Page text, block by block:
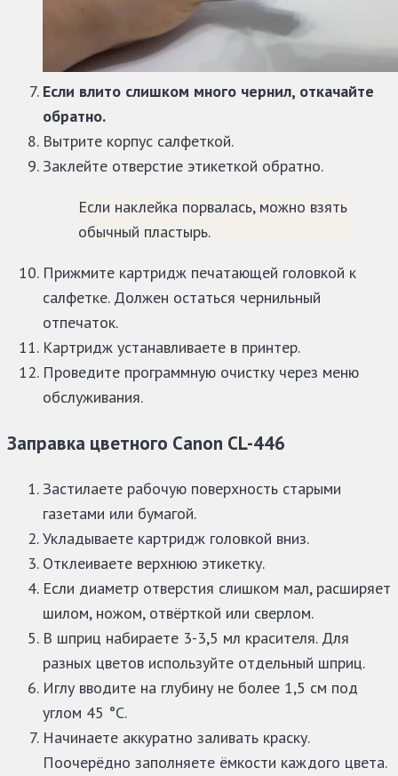
Если влито слишком много чернил, откачайте
обратно.
Вытрите корпус салфеткой.
Заклейте отверстие этикеткой обратно.
Если наклейка порвалась, можно взять
обычный пластырь.
Прижмите картридж печатающей головкой к
салфетке. Должен остаться чернильный
отпечаток.
Картридж устанавливаете в принтер.
Проведите программную очистку через меню
обслуживания.
Заправка цветного Canon CL-446
Застилаете рабочую поверхность старыми
газетами или бумагой.
Укладываете картридж головкой вниз.
Отклеиваете верхнюю этикетку.
Если диаметр отверстия слишком мал, расширяет
шилом, ножом, отвёрткой или сверлом.
В шприц набираете 3-3,5 мл красителя. Для
разных цветов используйте отдельный шприц.
Иглу вводите на глубину не более 1,5 см под
углом 45 °C.
Начинаете аккуратно заливать краску.
Поочерёдно заполняете ёмкости каждого цвета.